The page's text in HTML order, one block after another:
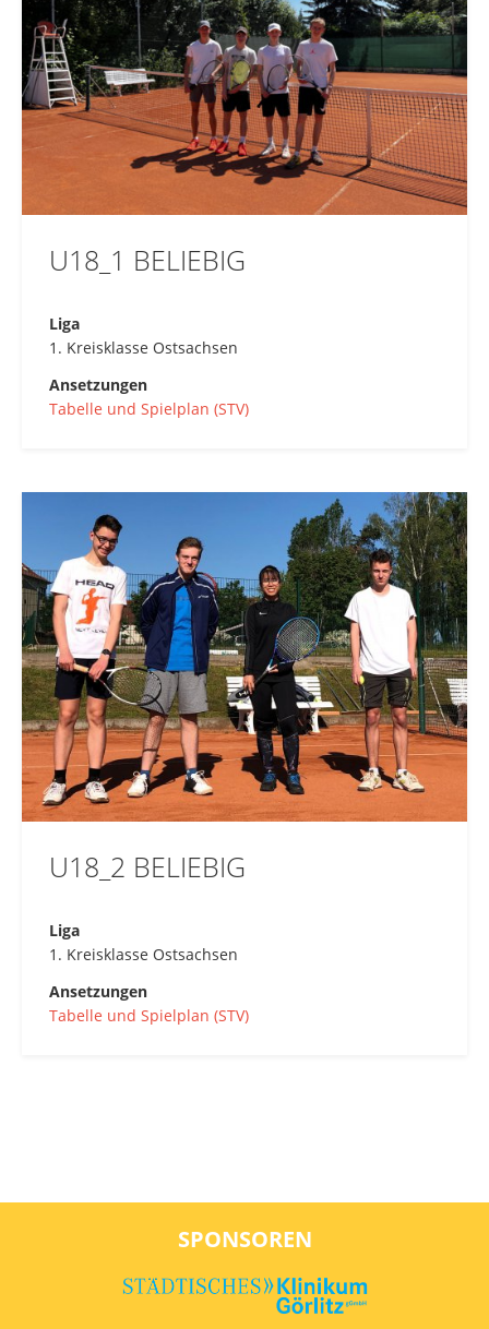
U18_1 BELIEBIG
Liga
1. Kreisklasse Ostsachsen
Ansetzungen
Tabelle und Spielplan (STV)
U18_2 BELIEBIG
Liga
1. Kreisklasse Ostsachsen
Ansetzungen
Tabelle und Spielplan (STV)
SPONSOREN